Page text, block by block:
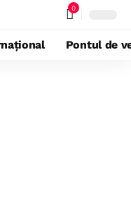
0
Pontul de